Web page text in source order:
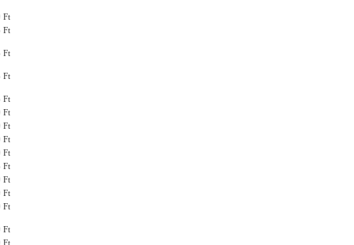
Ft
Ft
Ft
Ft
Ft
Ft
Ft
Ft
Ft
Ft
Ft
Ft
Ft
Ft
Ft